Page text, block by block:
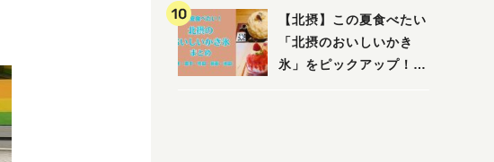
とりさまでも楽しめるお
店まで〜
【北摂】この夏食べたい
「北摂のおいしいかき
氷」をピックアップ！